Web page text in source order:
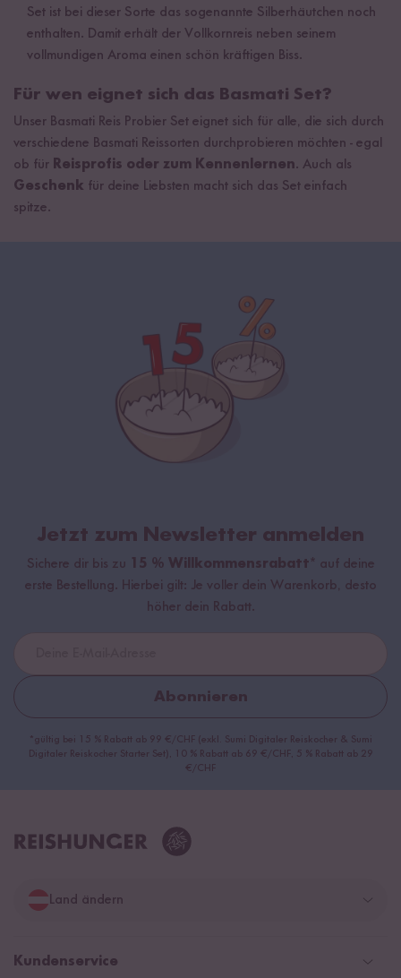
Set ist bei dieser Sorte das sogenannte Silberhäutchen noch
enthalten. Damit erhält der Vollkornreis neben seinem
vollmundigen Aroma einen schön kräftigen Biss.
Für wen eignet sich das Basmati Set?
Unser Basmati Reis Probier Set eignet sich für alle, die sich durch
verschiedene Basmati Reissorten durchprobieren möchten - egal
ob für Reisprofis oder zum Kennenlernen. Auch als
Geschenk für deine Liebsten macht sich das Set einfach
spitze.
Jetzt zum Newsletter anmelden
Sichere dir bis zu 15 % Willkommensrabatt* auf deine
erste Bestellung. Hierbei gilt: Je voller dein Warenkorb, desto
höher dein Rabatt.
Abonnieren
*gültig bei 15 % Rabatt ab 99 €/CHF (exkl. Sumi Digitaler Reiskocher & Sumi
Digitaler Reiskocher Starter Set), 10 % Rabatt ab 69 €/CHF, 5 % Rabatt ab 29
€/CHF
Land ändern
Deutschland
Kundenservice